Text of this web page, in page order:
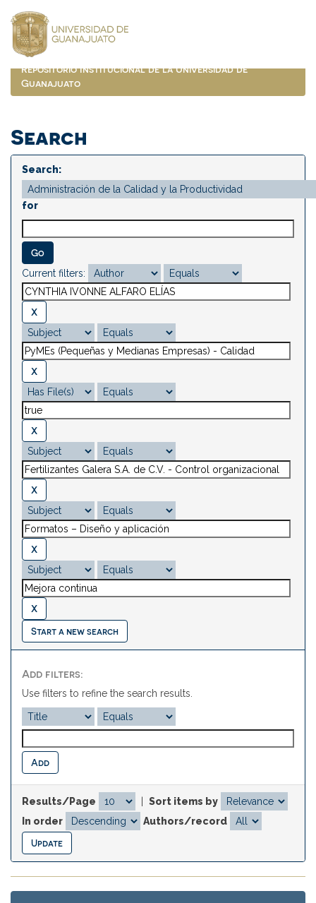
navigation
Repositorio Institucional de la Universidad de
Guanajuato
Search
Search:
for
Current filters:
Start a new search
Add filters:
Use filters to refine the search results.
Results/Page
Sort items by
In order
Authors/record